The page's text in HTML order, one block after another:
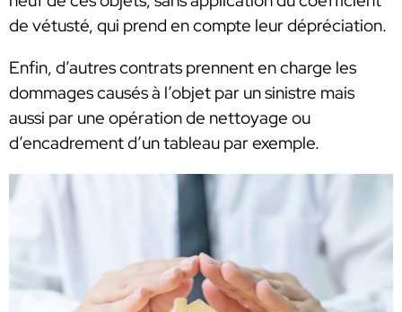
de vétusté, qui prend en compte leur dépréciation.
Enfin, d’autres contrats prennent en charge les
dommages causés à l’objet par un sinistre mais
aussi par une opération de nettoyage ou
d’encadrement d’un tableau par exemple.